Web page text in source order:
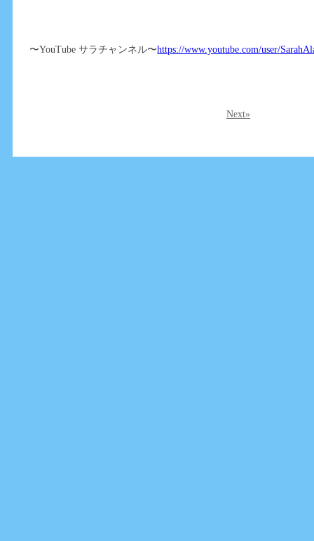
〜YouTube サラチャンネル〜https://www.youtube.com/user/
Next»